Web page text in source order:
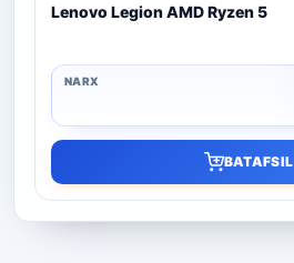
Lenovo Legion AMD Ryzen 5
BATAFSIL